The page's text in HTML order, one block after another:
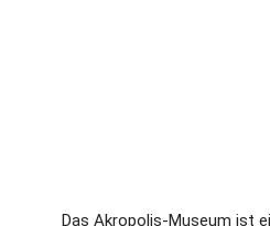
Das Akropolis-Museum ist